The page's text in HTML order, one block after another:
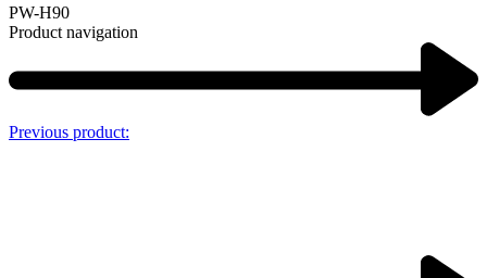
PW-H90
Product navigation
Previous product: